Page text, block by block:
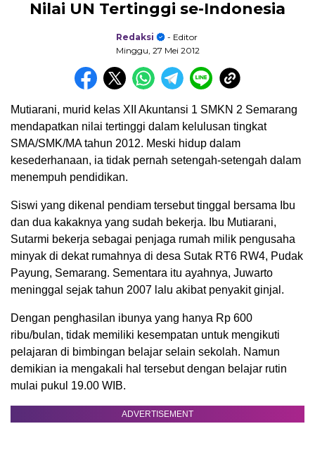
Nilai UN Tertinggi se-Indonesia
Redaksi
- Editor
Minggu, 27 Mei 2012
Mutiarani, murid kelas XII Akuntansi 1 SMKN 2 Semarang
mendapatkan nilai tertinggi dalam kelulusan tingkat
SMA/SMK/MA tahun 2012. Meski hidup dalam
kesederhanaan, ia tidak pernah setengah-setengah dalam
menempuh pendidikan.
Siswi yang dikenal pendiam tersebut tinggal bersama Ibu
dan dua kakaknya yang sudah bekerja. Ibu Mutiarani,
Sutarmi bekerja sebagai penjaga rumah milik pengusaha
minyak di dekat rumahnya di desa Sutak RT6 RW4, Pudak
Payung, Semarang. Sementara itu ayahnya, Juwarto
meninggal sejak tahun 2007 lalu akibat penyakit ginjal.
Dengan penghasilan ibunya yang hanya Rp 600
ribu/bulan, tidak memiliki kesempatan untuk mengikuti
pelajaran di bimbingan belajar selain sekolah. Namun
demikian ia mengakali hal tersebut dengan belajar rutin
mulai pukul 19.00 WIB.
ADVERTISEMENT